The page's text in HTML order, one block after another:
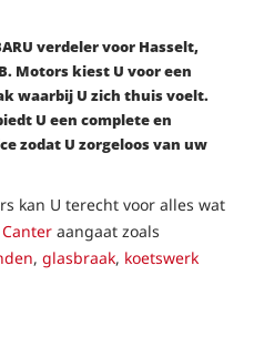
verdeler voor Hasselt,
Motors kiest U voor een
waarbij U zich thuis voelt.
U een complete en
zodat U zorgeloos van uw
kan U terecht voor alles wat
Canter aangaat zoals
, glasbraak, koetswerk